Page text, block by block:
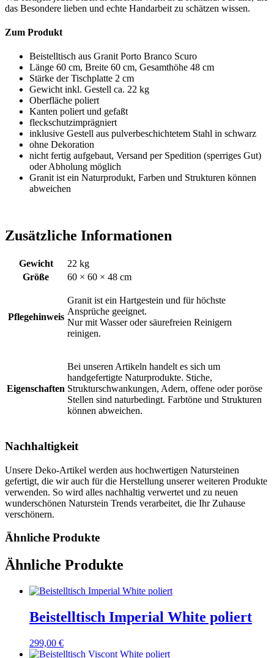
das Besondere lieben und echte Handarbeit zu schätzen wissen.
Zum Produkt
Beistelltisch aus Granit Porto Branco Scuro
Länge 60 cm, Breite 60 cm, Gesamthöhe 48 cm
Stärke der Tischplatte 2 cm
Gewicht inkl. Gestell ca. 22 kg
Oberfläche poliert
Kanten poliert und gefaßt
fleckschutzimprägniert
inklusive Gestell aus pulverbeschichtetem Stahl in schwarz
ohne Dekoration
nicht fertig aufgebaut, Versand per Spedition (sperriges Gut)
oder Abholung möglich
Granit ist ein Naturprodukt, Farben und Strukturen können
abweichen
Zusätzliche Informationen
Gewicht
22 kg
Größe
60 × 60 × 48 cm
Pflegehinweis
Granit ist ein Hartgestein und für höchste
Ansprüche geeignet.
Nur mit Wasser oder säurefreien Reinigern
reinigen.
Eigenschaften
Bei unseren Artikeln handelt es sich um
handgefertigte Naturprodukte. Stiche,
Strukturschwankungen, Adern, offene oder poröse
Stellen sind naturbedingt. Farbtöne und Strukturen
können abweichen.
Nachhaltigkeit
Unsere Deko-Artikel werden aus hochwertigen Natursteinen
gefertigt, die wir auch für die Herstellung unserer weiteren Produkte
verwenden. So wird alles nachhaltig verwertet und zu neuen
wunderschönen Naturstein Trends verarbeitet, die Ihr Zuhause
verschönern.
Ähnliche Produkte
Ähnliche Produkte
Beistelltisch Imperial White poliert
299,00 €